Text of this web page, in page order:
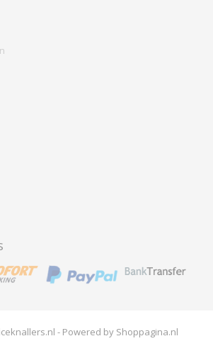
- Powered by Shoppagina.nl